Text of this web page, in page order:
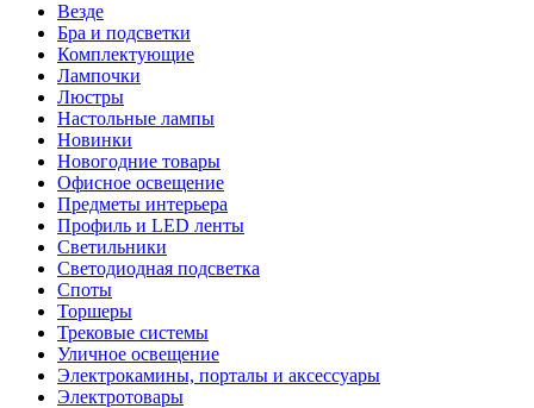
Везде
Бра и подсветки
Комплектующие
Лампочки
Люстры
Настольные лампы
Новинки
Новогодние товары
Офисное освещение
Предметы интерьера
Профиль и LED ленты
Светильники
Светодиодная подсветка
Споты
Торшеры
Трековые системы
Уличное освещение
Электрокамины, порталы и аксессуары
Электротовары